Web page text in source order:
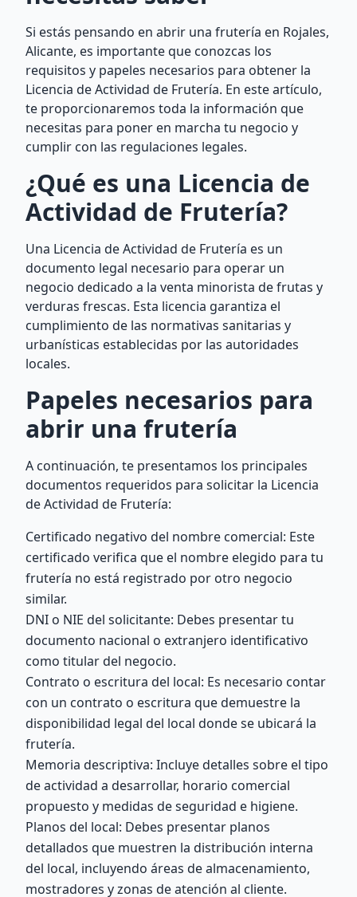
Si estás pensando en abrir una frutería en Rojales,
Alicante, es importante que conozcas los
requisitos y papeles necesarios para obtener la
Licencia de Actividad de Frutería. En este artículo,
te proporcionaremos toda la información que
necesitas para poner en marcha tu negocio y
cumplir con las regulaciones legales.
¿Qué es una Licencia de
Actividad de Frutería?
Una Licencia de Actividad de Frutería es un
documento legal necesario para operar un
negocio dedicado a la venta minorista de frutas y
verduras frescas. Esta licencia garantiza el
cumplimiento de las normativas sanitarias y
urbanísticas establecidas por las autoridades
locales.
Papeles necesarios para
abrir una frutería
A continuación, te presentamos los principales
documentos requeridos para solicitar la Licencia
de Actividad de Frutería:
Certificado negativo del nombre comercial: Este
certificado verifica que el nombre elegido para tu
frutería no está registrado por otro negocio
similar.
DNI o NIE del solicitante: Debes presentar tu
documento nacional o extranjero identificativo
como titular del negocio.
Contrato o escritura del local: Es necesario contar
con un contrato o escritura que demuestre la
disponibilidad legal del local donde se ubicará la
frutería.
Memoria descriptiva: Incluye detalles sobre el tipo
de actividad a desarrollar, horario comercial
propuesto y medidas de seguridad e higiene.
Planos del local: Debes presentar planos
detallados que muestren la distribución interna
del local, incluyendo áreas de almacenamiento,
mostradores y zonas de atención al cliente.